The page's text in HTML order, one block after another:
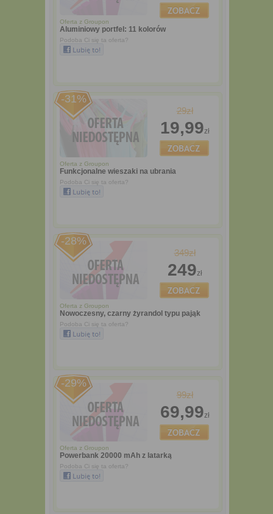
Oferta z Groupon
Aluminiowy portfel: 11 kolorów
Podoba Ci się ta oferta?
-31%
Oferta z Groupon
Funkcjonalne wieszaki na ubrania
Podoba Ci się ta oferta?
29zł
19,99zł
-28%
Oferta z Groupon
Nowoczesny, czarny żyrandol typu pająk
Podoba Ci się ta oferta?
349zł
249zł
-29%
Oferta z Groupon
Powerbank 20000 mAh z latarką
Podoba Ci się ta oferta?
99zł
69,99zł